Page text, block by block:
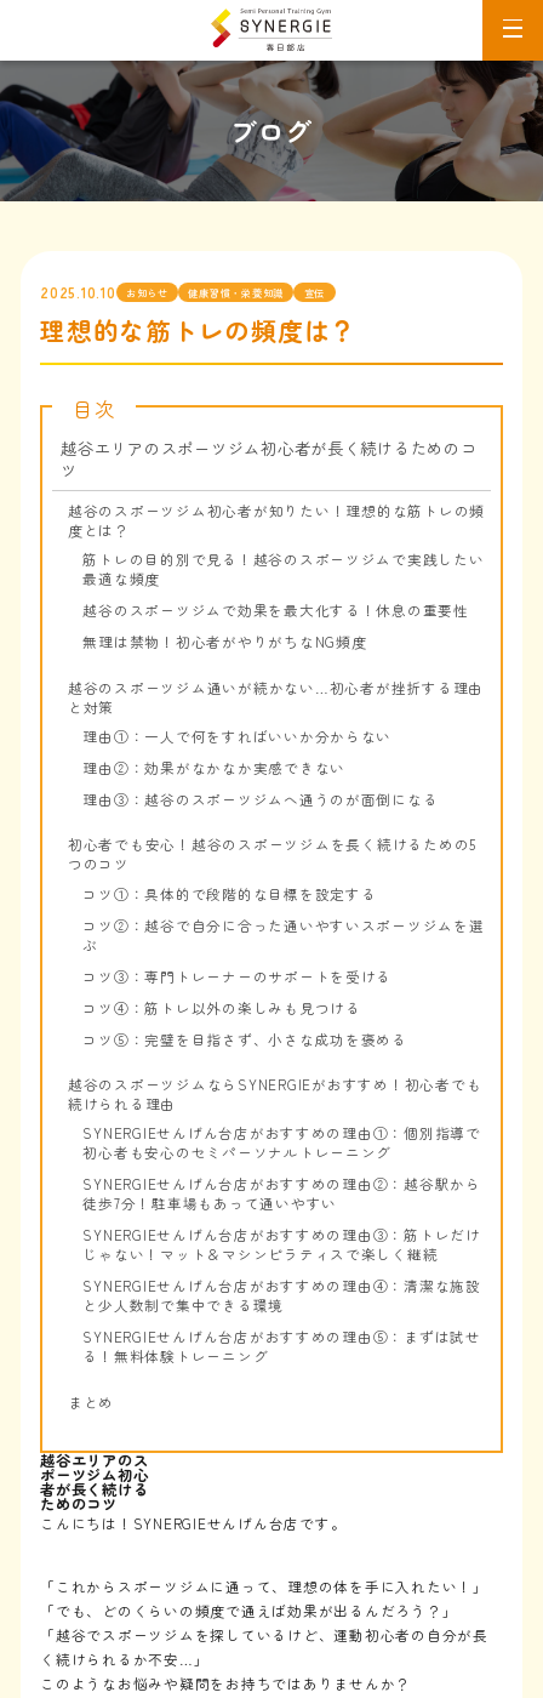
ブログ
2025.10.10 お知らせ 健康習慣・栄養知識 宣伝
理想的な筋トレの頻度は？
目次
越谷エリアのスポーツジム初心者が長く続けるためのコ
ツ
越谷のスポーツジム初心者が知りたい！理想的な筋トレの頻
度とは？
筋トレの目的別で見る！越谷のスポーツジムで実践したい
最適な頻度
越谷のスポーツジムで効果を最大化する！休息の重要性
無理は禁物！初心者がやりがちなNG頻度
越谷のスポーツジム通いが続かない…初心者が挫折する理由
と対策
理由①：一人で何をすればいいか分からない
理由②：効果がなかなか実感できない
理由③：越谷のスポーツジムへ通うのが面倒になる
初心者でも安心！越谷のスポーツジムを長く続けるための5
つのコツ
コツ①：具体的で段階的な目標を設定する
コツ②：越谷で自分に合った通いやすいスポーツジムを選
ぶ
コツ③：専門トレーナーのサポートを受ける
コツ④：筋トレ以外の楽しみも見つける
コツ⑤：完璧を目指さず、小さな成功を褒める
越谷のスポーツジムならSYNERGIEがおすすめ！初心者でも
続けられる理由
SYNERGIEせんげん台店がおすすめの理由①：個別指導で
初心者も安心のセミパーソナルトレーニング
SYNERGIEせんげん台店がおすすめの理由②：越谷駅から
徒歩7分！駐車場もあって通いやすい
SYNERGIEせんげん台店がおすすめの理由③：筋トレだけ
じゃない！マット＆マシンピラティスで楽しく継続
SYNERGIEせんげん台店がおすすめの理由④：清潔な施設
と少人数制で集中できる環境
SYNERGIEせんげん台店がおすすめの理由⑤：まずは試せ
る！無料体験トレーニング
まとめ
越谷エリアのス
ポーツジム初心
者が長く続ける
ためのコツ
こんにちは！SYNERGIEせんげん台店です。
「これからスポーツジムに通って、理想の体を手に入れたい！」
「でも、どのくらいの頻度で通えば効果が出るんだろう？」
「越谷でスポーツジムを探しているけど、運動初心者の自分が長
く続けられるか不安…」
このようなお悩みや疑問をお持ちではありませんか？